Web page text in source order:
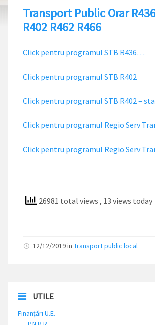
Transport Public Orar
R402 R462 R466
Click pentru programul STB R436…
Click pentru programul STB R402
Click pentru programul STB R402 –
Click pentru programul Regio Serv
Click pentru programul Regio Serv
26981 total views , 13 views today
12/12/2019in Transport public local
UTILE
Finanțări U.E.